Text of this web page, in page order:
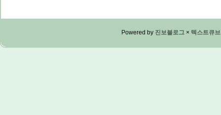
Powered by 진보블로그× 텍스트큐브